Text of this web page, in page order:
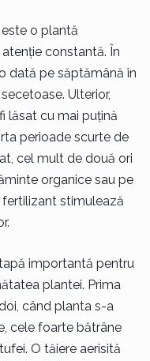
o plantă
constantă. În
dată pe săptămână în
Ulterior,
lăsat cu mai puțină
perioade scurte de
cel mult de două ori
organice sau pe
stimulează
importantă pentru
plantei. Prima
când planta s-a
cele foarte bătrâne
O tăiere aerisită